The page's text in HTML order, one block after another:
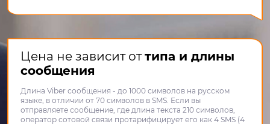
Цена не зависит оттипа и длины
сообщения
Длина Viber сообщения - до 1000 символов на русском
языке, в отличии от 70 символов в SMS. Если вы
отправляете сообщение, где длина текста 210 символов,
оператор сотовой связи протарифицирует его как 4 SMS (4